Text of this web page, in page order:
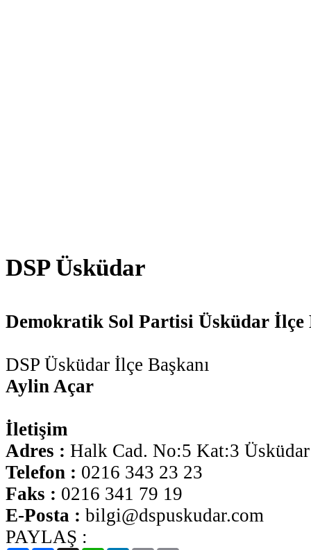
DSP Üsküdar
Demokratik Sol Partisi Üsküdar İlçe
DSP Üsküdar İlçe Başkanı
Aylin Açar
İletişim
Adres : Halk Cad. No:5 Kat:3
Telefon : 0216 343 23 23
Faks : 0216 341 79 19
E-Posta : bilgi@dspuskudar.com
PAYLAŞ :